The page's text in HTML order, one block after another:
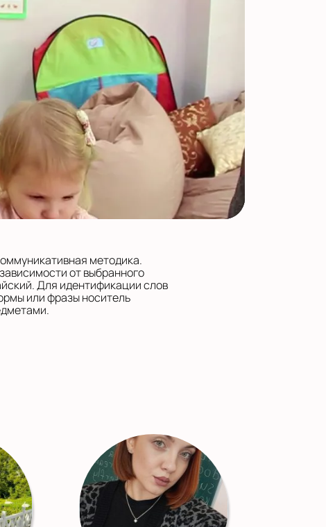
методика.
от выбранного
Для идентификации слов
или фразы носитель